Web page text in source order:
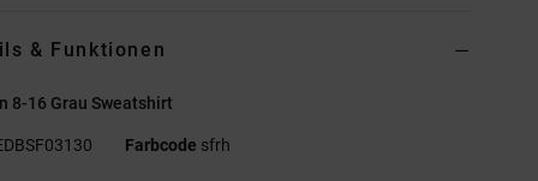
& Funktionen
8-16 Grau Sweatshirt
Farbcode sfrh